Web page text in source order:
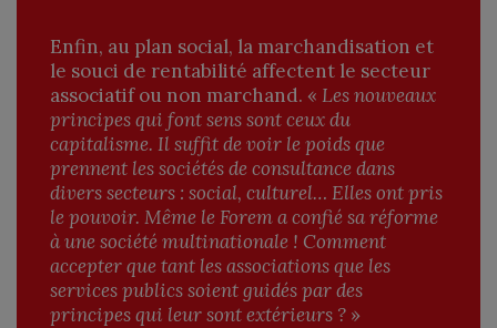
Enfin, au plan social, la marchandisation et
le souci de rentabilité affectent le secteur
associatif ou non marchand. « Les nouveaux
principes qui font sens sont ceux du
capitalisme. Il suffit de voir le poids que
prennent les sociétés de consultance dans
divers secteurs : social, culturel… Elles ont pris
le pouvoir. Même le Forem a confié sa réforme
à une société multinationale ! Comment
accepter que tant les associations que les
services publics soient guidés par des
principes qui leur sont extérieurs ? »